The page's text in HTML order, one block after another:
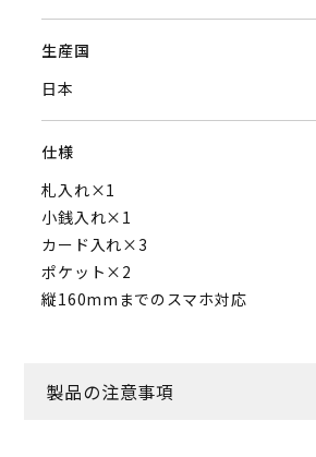
生産国
日本
仕様
札入れ×1
小銭入れ×1
カード入れ×3
ポケット×2
縦160mmまでのスマホ対応
製品の注意事項